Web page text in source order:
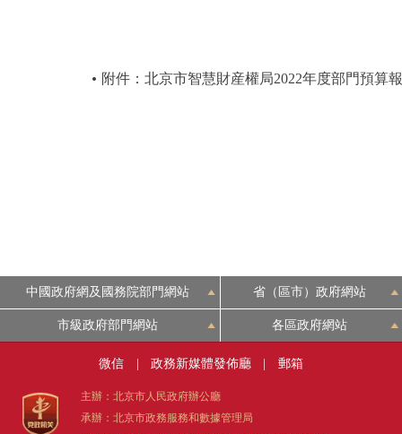
附件：北京市智慧財産權局2022年度部門預算
中國政府網及國務院部門網站 省（區市）政府網站
市級政府部門網站 各區政府網站
微信 政務新媒體發佈廳 郵箱
主辦：北京市人民政府辦公廳
承辦：北京市政務服務和數據管理局